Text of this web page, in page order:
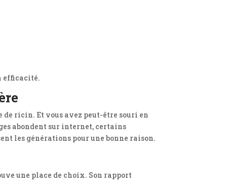
efficacité.
de ricin. Et vous avez peut-être souri en
abondent sur internet, certains
les générations pour une bonne raison.
une place de choix. Son rapport